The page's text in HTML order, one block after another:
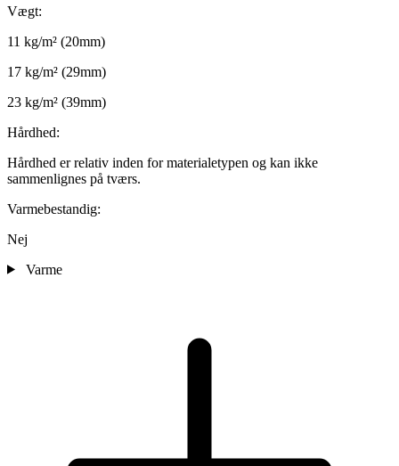
Vægt:
11 kg/m² (20mm)
17 kg/m² (29mm)
23 kg/m² (39mm)
Hårdhed:
Hårdhed er relativ inden for materialetypen og kan ikke
sammenlignes på tværs.
Varmebestandig:
Nej
Varme